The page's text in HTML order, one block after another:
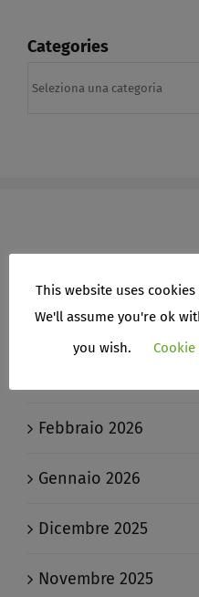
Categories
Aprile 2026
Febbraio 2026
Gennaio 2026
Dicembre 2025
Novembre 2025
This website uses
We'll assume you're ok
you wish.